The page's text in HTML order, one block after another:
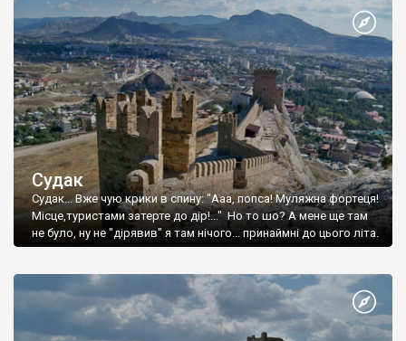
Судак
Судак... Вже чую крики в спину: "Ааа, попса! Муляжна фортеця!
Місце,туристами затерте до дір!..." Но то шо? А мене ще там
не було, ну не "дірявив" я там нічого... принаймні до цього літа.